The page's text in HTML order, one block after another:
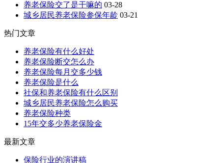
养老保险交了是干嘛的 03-28
城乡居民养老保险参保年龄 03-21
热门文章
养老保险有什么好处
养老保险断交怎么办
养老保险每月交多少钱
养老保险是什么
社保和养老保险有什么区别
城乡居民养老保险怎么购买
养老保险种类
15年交多少养老保险金
最新文章
保险行业的演讲稿